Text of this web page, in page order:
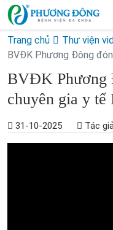
Trang chủ Thư viện
BVĐK Phương Đông
BVĐK Phương
chuyên gia y tế
31-10-2025 Tác